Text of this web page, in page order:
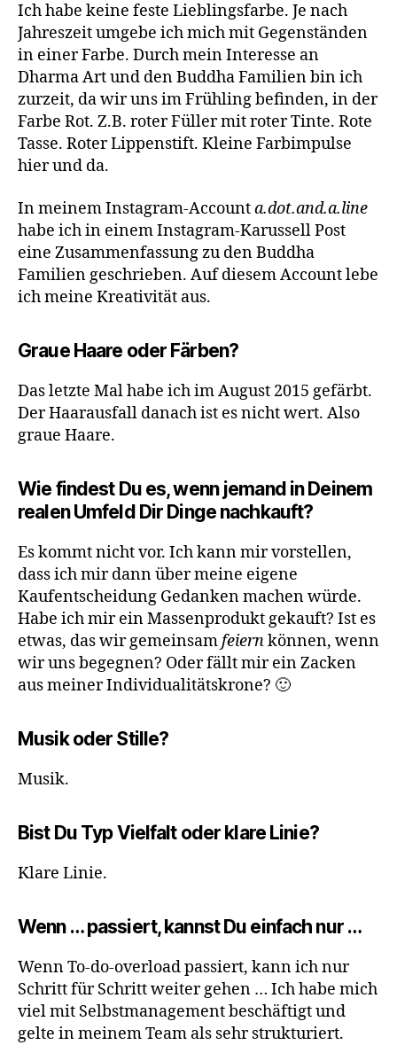
Ich habe keine feste Lieblingsfarbe. Je nach
Jahreszeit umgebe ich mich mit Gegenständen
in einer Farbe. Durch mein Interesse an
Dharma Art und den Buddha Familien bin ich
zurzeit, da wir uns im Frühling befinden, in der
Farbe Rot. Z.B. roter Füller mit roter Tinte. Rote
Tasse. Roter Lippenstift. Kleine Farbimpulse
hier und da.
In meinem Instagram-Accounta.dot.and.a.line
habe ich in einem Instagram-Karussell Post
eine Zusammenfassung zu den Buddha
Familien geschrieben. Auf diesem Account lebe
ich meine Kreativität aus.
Graue Haare oder Färben?
Das letzte Mal habe ich im August 2015 gefärbt.
Der Haarausfall danach ist es nicht wert. Also
graue Haare.
Wie findest Du es, wenn jemand in Deinem
realen Umfeld Dir Dinge nachkauft?
Es kommt nicht vor. Ich kann mir vorstellen,
dass ich mir dann über meine eigene
Kaufentscheidung Gedanken machen würde.
Habe ich mir ein Massenprodukt gekauft? Ist es
etwas, das wir gemeinsamfeiernkönnen, wenn
wir uns begegnen? Oder fällt mir ein Zacken
aus meiner Individualitätskrone? 🙂
Musik oder Stille?
Musik.
Bist Du Typ Vielfalt oder klare Linie?
Klare Linie.
Wenn … passiert, kannst Du einfach nur …
Wenn To-do-overload passiert, kann ich nur
Schritt für Schritt weiter gehen … Ich habe mich
viel mit Selbstmanagement beschäftigt und
gelte in meinem Team als sehr strukturiert.